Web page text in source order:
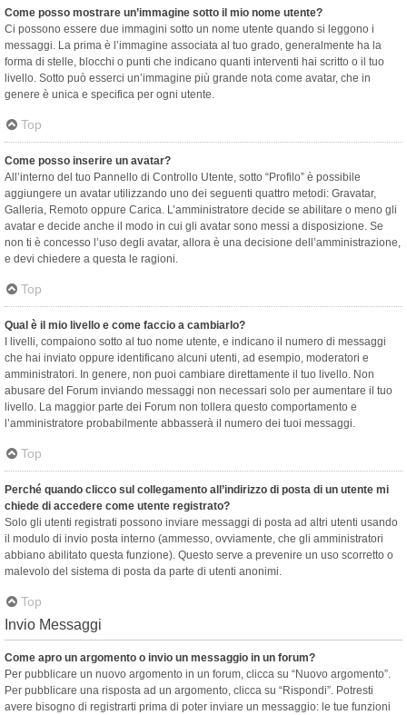
Come posso mostrare un’immagine sotto il mio nome utente?
Ci possono essere due immagini sotto un nome utente quando si leggono i
messaggi. La prima è l’immagine associata al tuo grado, generalmente ha la
forma di stelle, blocchi o punti che indicano quanti interventi hai scritto o il tuo
livello. Sotto può esserci un’immagine più grande nota come avatar, che in
genere è unica e specifica per ogni utente.
Top
Come posso inserire un avatar?
All’interno del tuo Pannello di Controllo Utente, sotto “Profilo” è possibile
aggiungere un avatar utilizzando uno dei seguenti quattro metodi: Gravatar,
Galleria, Remoto oppure Carica. L’amministratore decide se abilitare o meno gli
avatar e decide anche il modo in cui gli avatar sono messi a disposizione. Se
non ti è concesso l’uso degli avatar, allora è una decisione dell’amministrazione,
e devi chiedere a questa le ragioni.
Top
Qual è il mio livello e come faccio a cambiarlo?
I livelli, compaiono sotto al tuo nome utente, e indicano il numero di messaggi
che hai inviato oppure identificano alcuni utenti, ad esempio, moderatori e
amministratori. In genere, non puoi cambiare direttamente il tuo livello. Non
abusare del Forum inviando messaggi non necessari solo per aumentare il tuo
livello. La maggior parte dei Forum non tollera questo comportamento e
l’amministratore probabilmente abbasserà il numero dei tuoi messaggi.
Top
Perché quando clicco sul collegamento all’indirizzo di posta di un utente mi
chiede di accedere come utente registrato?
Solo gli utenti registrati possono inviare messaggi di posta ad altri utenti usando
il modulo di invio posta interno (ammesso, ovviamente, che gli amministratori
abbiano abilitato questa funzione). Questo serve a prevenire un uso scorretto o
malevolo del sistema di posta da parte di utenti anonimi.
Top
Invio Messaggi
Come apro un argomento o invio un messaggio in un forum?
Per pubblicare un nuovo argomento in un forum, clicca su “Nuovo argomento”.
Per pubblicare una risposta ad un argomento, clicca su “Rispondi”. Potresti
avere bisogno di registrarti prima di poter inviare un messaggio: le tue funzioni